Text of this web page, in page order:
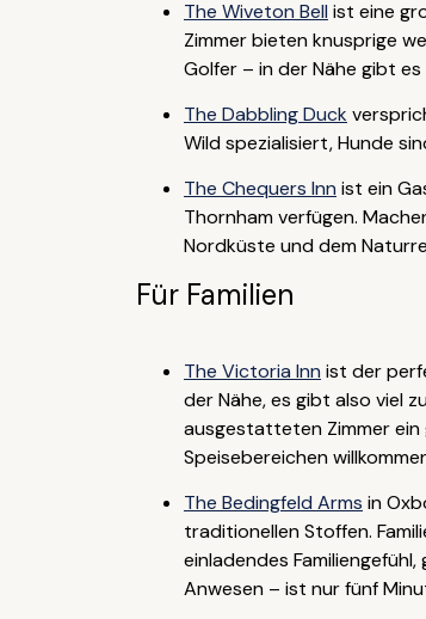
The Wiveton Bell ist eine
Zimmer bieten knusprige
Golfer – in der Nähe gibt
The Dabbling Duck
Wild spezialisiert, Hunde
The Chequers Inn ist ein
Thornham verfügen.
Nordküste und dem
Für Familien
The Victoria Inn ist der
der Nähe, es gibt also viel
ausgestatteten Zimmer ein
Speisebereichen
The Bedingfeld Arms in
traditionellen Stoffen.
einladendes
Anwesen – ist nur fünf